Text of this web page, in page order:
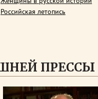
Российская летопись
ПРЕССЫ